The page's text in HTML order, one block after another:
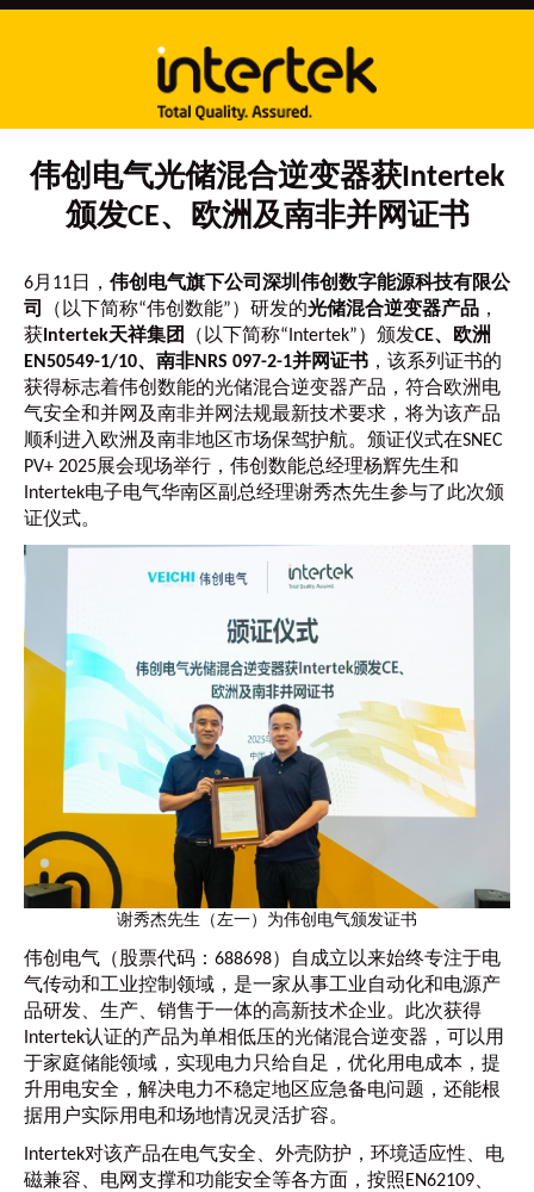
伟创电气光储混合逆变器获Intertek
颁发CE、欧洲及南非并网证书
6月11日， 伟创电气旗下公司深圳伟创数字能源科技有限公
司
（以下简称“伟创数能”）研发的光储混合逆变器产品 ，
获 Intertek天祥集团 （以下简称“Intertek”）颁发CE、欧洲
EN50549-1/10、南非NRS 097-2-1并网证书 ，该系列证书的
获得标志着伟创数能的光储混合逆变器产品，符合欧洲电
气安全和并网及南非并网法规最新技术要求，将为该产品
顺利进入欧洲及南非地区市场保驾护航。颁证仪式在SNEC
PV+ 2025展会现场举行，伟创数能总经理杨辉先生和
Intertek电子电气华南区副总经理谢秀杰先生参与了此次颁
证仪式。
谢秀杰先生（左一）为伟创电气颁发证书
伟创电气（股票代码：688698）自成立以来始终专注于电
气传动和工业控制领域，是一家从事工业自动化和电源产
品研发、生产、销售于一体的高新技术企业。此次获得
Intertek认证的产品为单相低压的光储混合逆变器，可以用
于家庭储能领域，实现电力只给自足，优化用电成本，提
升用电安全，解决电力不稳定地区应急备电问题，还能根
据用户实际用电和场地情况灵活扩容。
Intertek对该产品在电气安全、外壳防护，环境适应性、电
磁兼容、电网支撑和功能安全等各方面，按照EN62109、